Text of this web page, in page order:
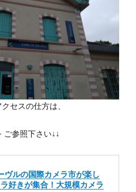
セスの仕方は、
ご参照下さい↓↓
ヴルの国際カメラ市が楽し
好きが集合！大規模カメラ